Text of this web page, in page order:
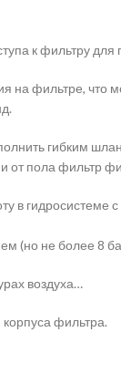
к фильтру
на фильтре, что
гибким
пола фильтр
в гидросистеме
(но не более 8
воздуха…
фильтра.